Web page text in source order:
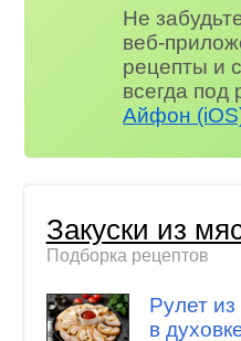
Не
веб-
рецепты и
всегда под
Айфон
Закуски из
Подборка рецептов
Рулет
в